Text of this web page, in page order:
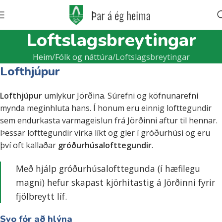
Loftslagsbreytingar
Heim Fólk og náttúra Loftslagsbreytingar
Lofthjúpur
Lofthjúpur umlykur Jörðina. Súrefni og köfnunarefni
mynda meginhluta hans. Í honum eru einnig lofttegundir
sem endurkasta varmageislun frá Jörðinni aftur til hennar.
Þessar lofttegundir virka líkt og gler í gróðurhúsi og eru
því oft kallaðar gróðurhúsalofttegundir.
Með hjálp gróðurhúsalofttegunda (í hæfilegu
magni) hefur skapast kjörhitastig á Jörðinni fyrir
fjölbreytt líf.
Svo fór að hlýna